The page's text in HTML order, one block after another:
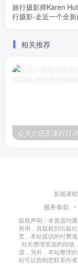
旅行摄影师Karen
行摄影-走近一个全
相关推荐
会员介绍及课程目录
影视课
服务条款
版权声明：本资源均
所用，其版权归出版
责。本站提供的付费
站长整理资源的回馈
源，另外，本站整理
站可以协助您联系作